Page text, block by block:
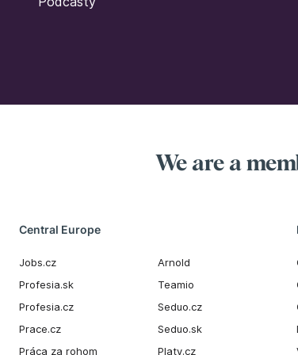
We are a
Central Europe
Jobs.cz
Profesia.sk
Profesia.cz
Prace.cz
Práca za rohom
Arnold
Teamio
Seduo.cz
Seduo.sk
Platy.cz